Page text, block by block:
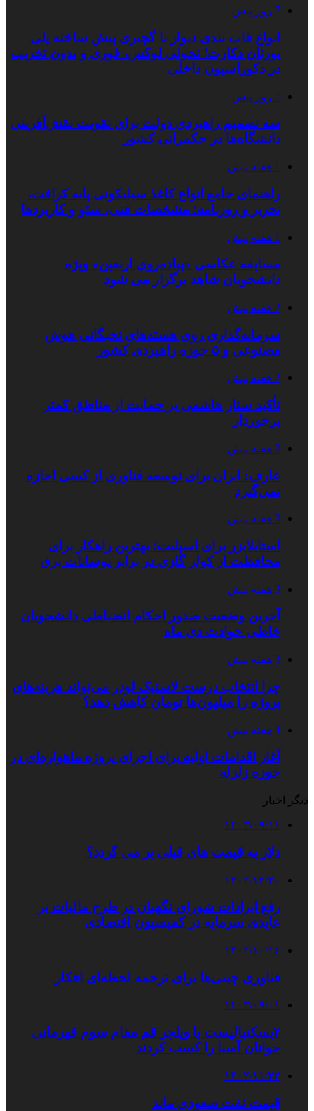
7 روز پیش
انواع قاب بندی دیوار با گچبری پیش ساخته پلی
یورتان دکارت؛ تحولی لوکس، فوری و بدون تخریب
در دکوراسیون داخلی
7 روز پیش
سه تصمیم راهبردی دولت برای تقویت نقش‌آفرینی
دانشگاه‌ها در حکمرانی کشور
1 هفته پیش
راهنمای جامع انواع کاغذ سیلیکونی پایه کرافت،
تحریر و روزنامه؛ مشخصات فنی، سئو و کاربردها
1 هفته پیش
مسابقه عکاسی «پیاده‌روی اربعین» ویژه
دانشجویان شاهد برگزار می شود
2 هفته پیش
سرمایه‌گذاری روی هسته‌های نخبگانی هوش
مصنوعی و ۵ حوزه راهبردی کشور
2 هفته پیش
تأکید ستار هاشمی بر حمایت از مناطق کمتر
برخوردار
3 هفته پیش
عارف: ایران برای توسعه فناوری از کسی اجازه
نمی‌گیرد
3 هفته پیش
استابلایزر برای اسپلیت؛ بهترین راهکار برای
محافظت از کولر گازی در برابر نوسانات برق
3 هفته پیش
آخرین وضعیت صدور احکام انضباطی دانشجویان
خاطی حوادث دی ماه
3 هفته پیش
چرا انتخاب درست لاستیک لودر می‌تواند هزینه‌های
پروژه را میلیون‌ها تومان کاهش دهد؟
4 هفته پیش
آغاز اقدامات اولیه برای اجرای پروژه ماهواره‌ای در
حوزه زلزله
دیگر اخبار
۱۴۰۳/۰۹/۱۱
دلار به قیمت های قبلی بر می گردد؟
۱۴۰۲/۱۲/۲۰
رفع ایرادات شورای نگهبان در طرح مالیات بر
عایدی سرمایه در کمیسیون اقتصادی
۱۴۰۲/۱۰/۱۶
فناوری چینی‌ها برای ترجمه لحظه‌ای افکار
۱۴۰۳/۰۹/۰۱
۲بسکتبالیست با ویلچر قم مقام سوم قهرمانی
جوانان آسیا را کسب کردند
۱۴۰۲/۱۱/۲۲
قیمت نفت صعودی ماند